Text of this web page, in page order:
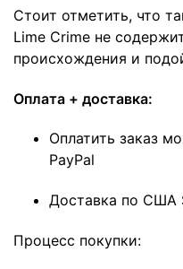
Стоит отметить, что
Lime Crime не
происхождения и
Оплата + доставка:
Оплатить заказ
PayPal
Доставка по США
Процесс покупки: